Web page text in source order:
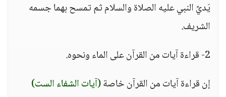
يَديِّ النبي عليه الصلاة والسلام ثم تمسح بهما جسمه
الشريف.
2- قراءة آيات من القرآن على الماء ونحوه.
إن قراءة آيات من القرآن خاصة(آيات الشفاء الست)